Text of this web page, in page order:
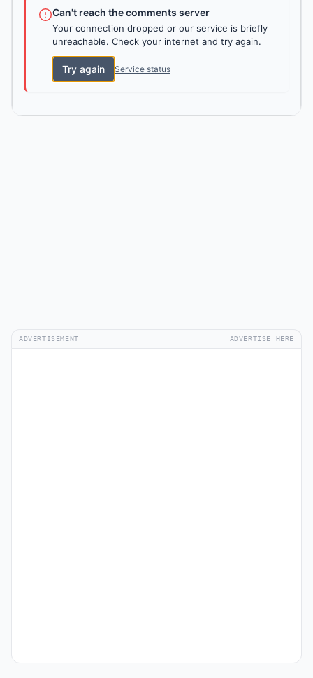
Can't reach the comments server
Your connection dropped or our service is briefly
unreachable. Check your internet and try again.
Try again Service status
ADVERTISEMENT ADVERTISE HERE